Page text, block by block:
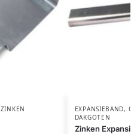
ZINKEN
EXPANSIEBAND,
DAKGOTEN
Zinken